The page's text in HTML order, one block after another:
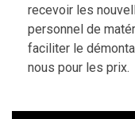
recevoir les
personnel de
faciliter le
nous pour les prix.